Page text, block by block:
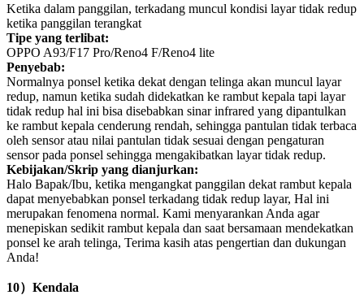
Ketika dalam panggilan, terkadang muncul kondisi layar tidak redup
ketika panggilan terangkat
Tipe yang terlibat:
OPPO A93/F17 Pro/Reno4 F/Reno4 lite
Penyebab:
Normalnya ponsel ketika dekat dengan telinga akan muncul layar
redup, namun ketika sudah didekatkan ke rambut kepala tapi layar
tidak redup hal ini bisa disebabkan sinar infrared yang dipantulkan
ke rambut kepala cenderung rendah, sehingga pantulan tidak terbaca
oleh sensor atau nilai pantulan tidak sesuai dengan pengaturan
sensor pada ponsel sehingga mengakibatkan layar tidak redup.
Kebijakan/Skrip yang dianjurkan:
Halo Bapak/Ibu, ketika mengangkat panggilan dekat rambut kepala
dapat menyebabkan ponsel terkadang tidak redup layar, Hal ini
merupakan fenomena normal. Kami menyarankan Anda agar
menepiskan sedikit rambut kepala dan saat bersamaan mendekatkan
ponsel ke arah telinga, Terima kasih atas pengertian dan dukungan
Anda!
10） Kendala